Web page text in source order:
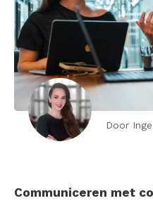
Door Inge
Communiceren met